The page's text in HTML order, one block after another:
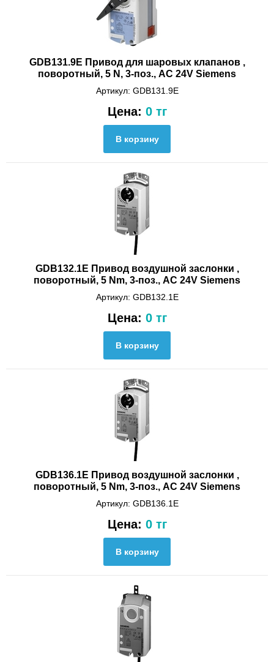
GDB131.9E Привод для шаровых клапанов ,
поворотный, 5 N, 3-поз., AC 24V Siemens
Артикул: GDB131.9E
Цена: 0 тг
GDB132.1E Привод воздушной заслонки ,
поворотный, 5 Nm, 3-поз., AC 24V Siemens
Артикул: GDB132.1E
Цена: 0 тг
GDB136.1E Привод воздушной заслонки ,
поворотный, 5 Nm, 3-поз., AC 24V Siemens
Артикул: GDB136.1E
Цена: 0 тг